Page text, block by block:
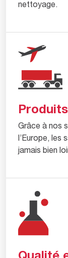
nettoyage.
Produits
Grâce à nos
l’Europe, les
jamais bien